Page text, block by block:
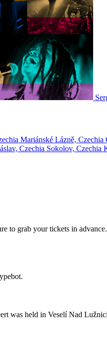
Mariánské Lázně, Czechia
Czechia Sokolov, Czechia
to grab your tickets in
was held in Veselí Nad